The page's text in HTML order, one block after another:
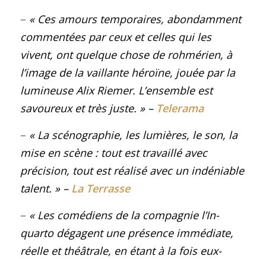
– « Ces amours temporaires, abondamment
commentées par ceux et celles qui les
vivent, ont quelque chose de rohmérien, à
l’image de la vaillante héroïne, jouée par la
lumineuse Alix Riemer. L’ensemble est
savoureux et très juste. » – Telerama
– « La scénographie, les lumières, le son, la
mise en scène : tout est travaillé avec
précision, tout est réalisé avec un indéniable
talent. » – La Terrasse
– « Les comédiens de la compagnie l’In-
quarto dégagent une présence immédiate,
réelle et théâtrale, en étant à la fois eux-